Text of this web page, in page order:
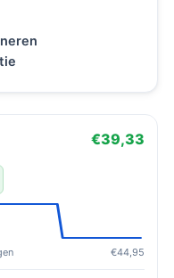
€39,33
€44,95